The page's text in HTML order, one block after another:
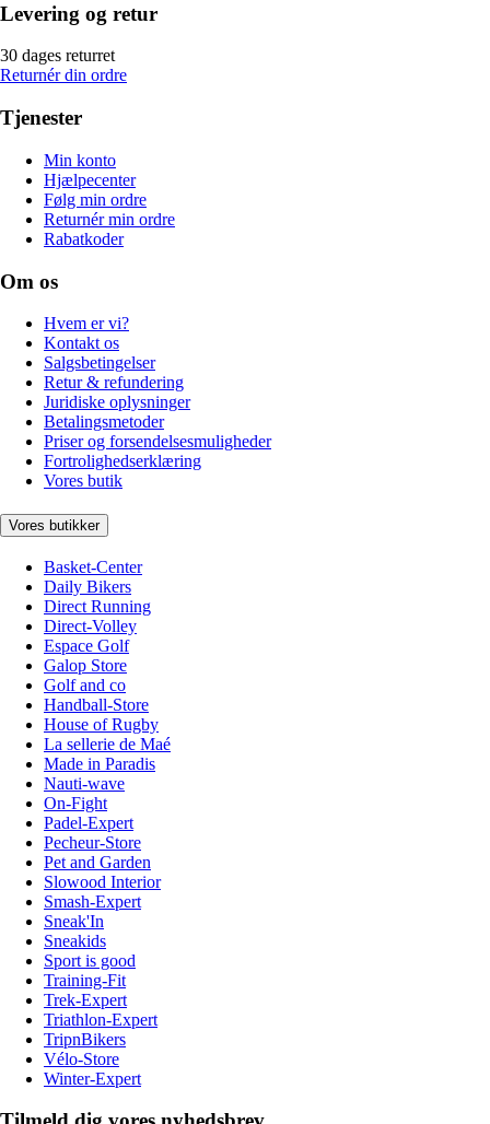
Levering og retur
30 dages returret
Returnér din ordre
Tjenester
Min konto
Hjælpecenter
Følg min ordre
Returnér min ordre
Rabatkoder
Om os
Hvem er vi?
Kontakt os
Salgsbetingelser
Retur & refundering
Juridiske oplysninger
Betalingsmetoder
Priser og forsendelsesmuligheder
Fortrolighedserklæring
Vores butik
Vores butikker
Basket-Center
Daily Bikers
Direct Running
Direct-Volley
Espace Golf
Galop Store
Golf and co
Handball-Store
House of Rugby
La sellerie de Maé
Made in Paradis
Nauti-wave
On-Fight
Padel-Expert
Pecheur-Store
Pet and Garden
Slowood Interior
Smash-Expert
Sneak'In
Sneakids
Sport is good
Training-Fit
Trek-Expert
Triathlon-Expert
TripnBikers
Vélo-Store
Winter-Expert